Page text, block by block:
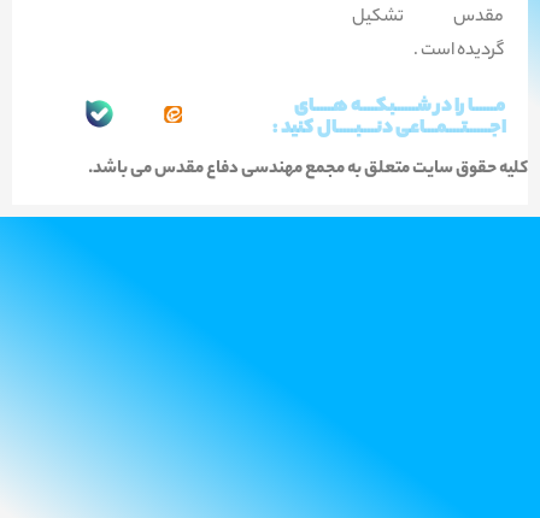
مقدس تشکیل
گردیده است .
مــــــا را در شــــــبکــــه هـــــای
اجــــــتــــمـــاعی دنــــبـــــال کنید :
کلیه حقوق سایت متعلق به مجمع مهندسی دفاع مقدس می باشد.